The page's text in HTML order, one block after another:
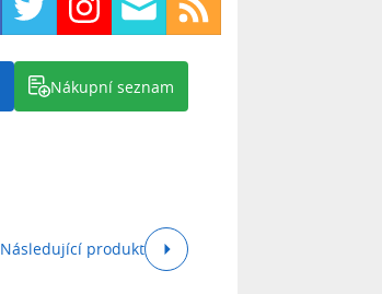
Nákupní seznam
Následující produkt